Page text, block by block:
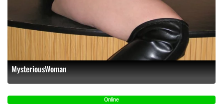
MysteriousWoman
Online